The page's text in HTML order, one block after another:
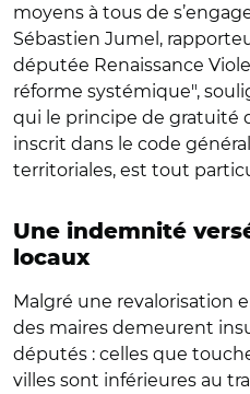
moyens à tous de
Sébastien Jumel,
députée Renaissance
réforme systémique",
qui le principe de gratuité
inscrit dans le code
territoriales, est tout
Une indemnité
locaux
Malgré une revalorisation
des maires demeurent
députés : celles que
villes sont inférieures au